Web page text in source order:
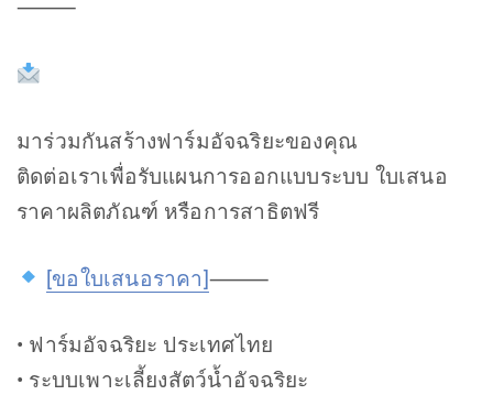
⸻
มาร่วมกันสร้างฟาร์มอัจฉริยะของคุณ
ติดต่อเราเพื่อรับแผนการออกแบบระบบ ใบเสนอ
ราคาผลิตภัณฑ์ หรือการสาธิตฟรี
[ขอใบเสนอราคา]⸻
• ฟาร์มอัจฉริยะ ประเทศไทย
• ระบบเพาะเลี้ยงสัตว์น้ำอัจฉริยะ